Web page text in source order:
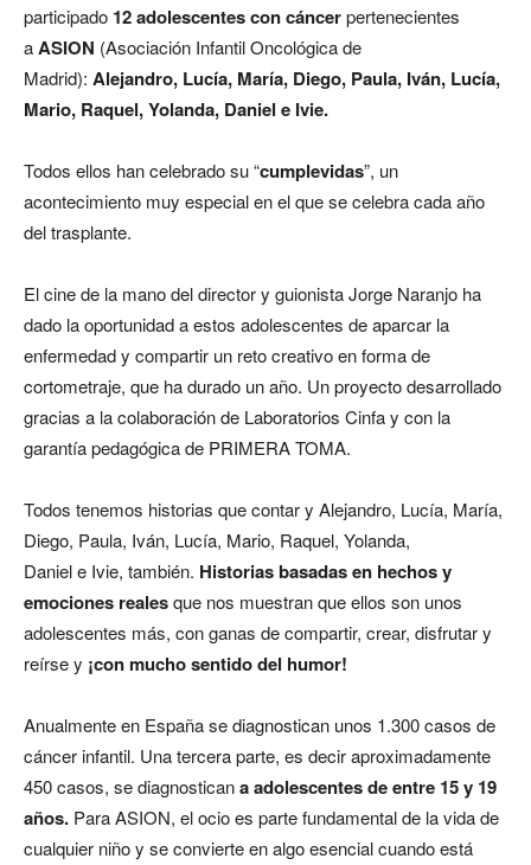
participado 12 adolescentes con cáncerpertenecientes
aASION (Asociación Infantil Oncológica de
Madrid): Alejandro, Lucía, María, Diego, Paula, Iván, Lucía,
Mario, Raquel, Yolanda, Daniel e Ivie.
Todos ellos han celebrado su “cumplevidas”, un
acontecimiento muy especial en el que se celebra cada año
del trasplante.
El cine de la mano del director y guionista Jorge Naranjo ha
dado la oportunidad a estos adolescentes de aparcar la
enfermedad y compartir un reto creativo en forma de
cortometraje, que ha durado un año. Un proyecto desarrollado
gracias a la colaboración de Laboratorios Cinfa y con la
garantía pedagógica de PRIMERA TOMA.
Todos tenemos historias que contar y Alejandro, Lucía, María,
Diego, Paula, Iván, Lucía, Mario, Raquel, Yolanda,
Daniel e Ivie, también. Historias basadas en hechos y
emociones realesque nos muestran que ellos son unos
adolescentes más, con ganas de compartir, crear, disfrutar y
reírse y ¡con mucho sentido del humor!
Anualmente en España se diagnostican unos 1.300 casos de
cáncer infantil. Una tercera parte, es decir aproximadamente
450 casos, se diagnosticana adolescentes de entre 15 y 19
años. Para ASION, el ocio es parte fundamental de la vida de
cualquier niño y se convierte en algo esencial cuando está